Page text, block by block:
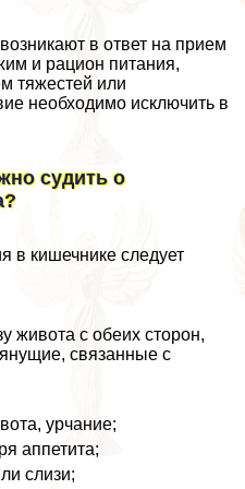
в ответ на прием
и рацион питания,
тяжестей или
необходимо исключить в
судить о
в кишечнике следует
живота с обеих сторон,
связанные с
урчание;
аппетита;
слизи;